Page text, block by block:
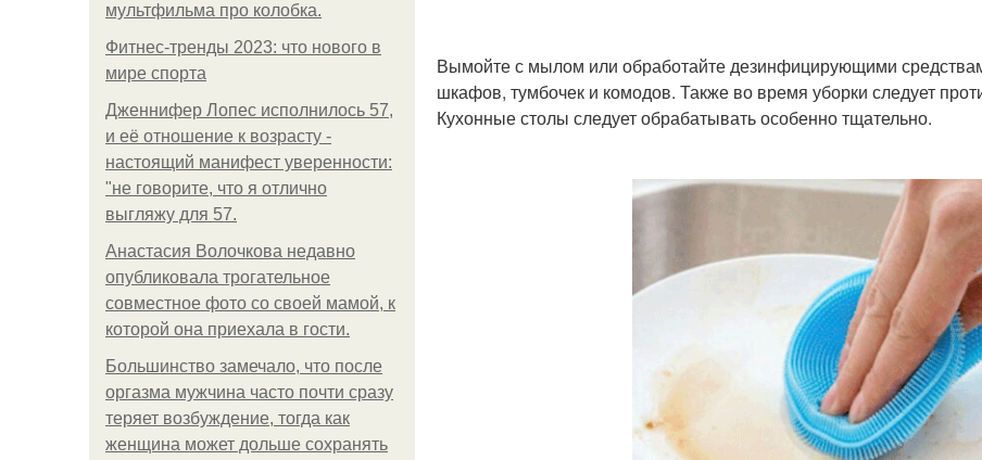
мультфильма про колобка.
Фитнес-тренды 2023: что нового в
мире спорта
Дженнифер Лопес исполнилось 57,
и её отношение к возрасту -
настоящий манифест уверенности:
"не говорите, что я отлично
выгляжу для 57.
Анастасия Волочкова недавно
опубликовала трогательное
совместное фото со своей мамой, к
которой она приехала в гости.
Большинство замечало, что после
оргазма мужчина часто почти сразу
теряет возбуждение, тогда как
женщина может дольше сохранять
Вымойте с мылом или обработайте дезинфицирующими
шкафов, тумбочек и комодов. Также во время уборки следует
Кухонные столы следует обрабатывать особенно тщательно.